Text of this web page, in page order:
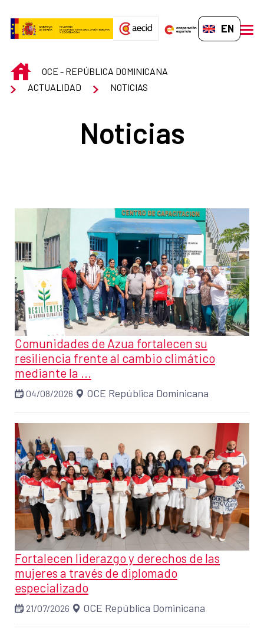
EN-GB
INICIOOCE - REPÚBLICA DOMINICANA
ACTUALIDAD
NOTICIAS
Noticias
Comunidades de Azua fortalecen su
resiliencia frente al cambio climático
mediante la ...
04/08/2026 OCE República Dominicana
Fortalecen liderazgo y derechos de las
mujeres a través de diplomado
especializado
21/07/2026 OCE República Dominicana